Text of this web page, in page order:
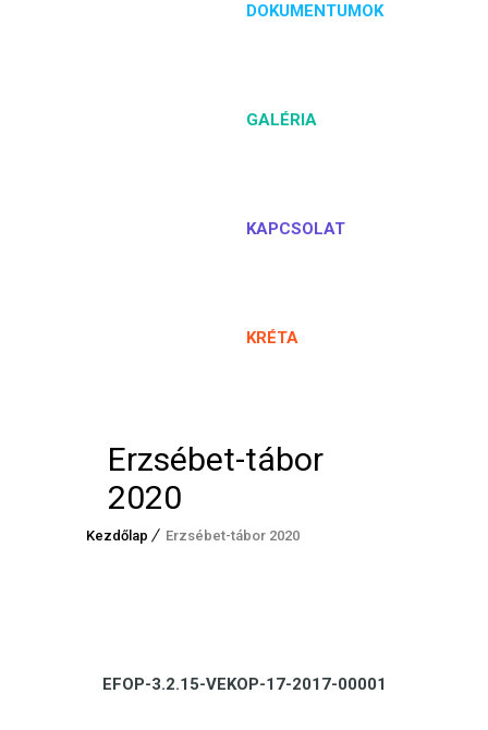
DOKUMENTUMOK
GALÉRIA
KAPCSOLAT
KRÉTA
Erzsébet-tábor
2020
Kezdőlap Erzsébet-tábor 2020
EFOP-3.2.15-VEKOP-17-2017-00001